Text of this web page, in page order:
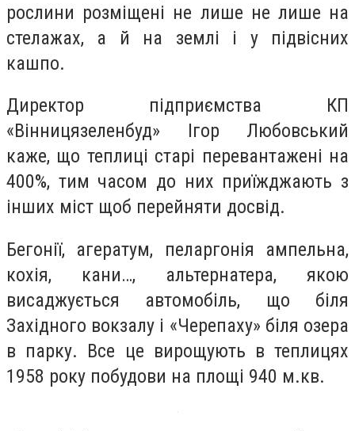
рослини розміщені не лише не лише на
стелажах, а й на землі і у підвісних
кашпо.
Директор підприємства КП
«Вінницязеленбуд» Ігор Любовський
каже, що теплиці старі перевантажені на
400%, тим часом до них приїжджають з
інших міст щоб перейняти досвід.
Бегонії, агератум, пеларгонія ампельна,
кохія, кани…, альтернатера, якою
висаджується автомобіль, що біля
Західного вокзалу і «Черепаху» біля озера
в парку. Все це вирощують в теплицях
1958 року побудови на площі 940 м.кв.